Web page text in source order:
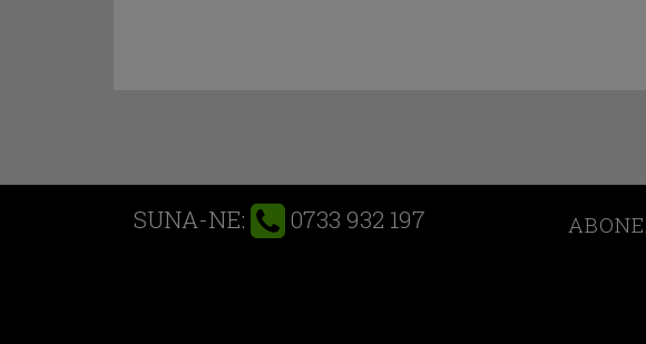
SUNA-NE: 0733 932 197